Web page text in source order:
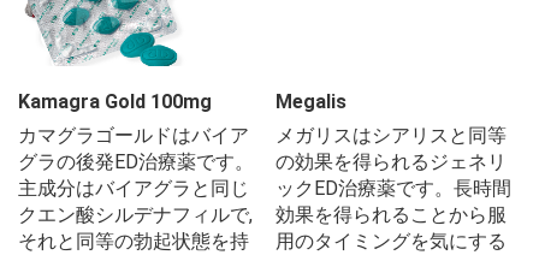
Kamagra Gold 100mg
カマグラゴールドはバイア
グラの後発ED治療薬です。
主成分はバイアグラと同じ
クエン酸シルデナフィルで,
それと同等の勃起状態を持
Megalis
メガリスはシアリスと同等
の効果を得られるジェネリ
ックED治療薬です。長時間
効果を得られることから服
用のタイミングを気にする